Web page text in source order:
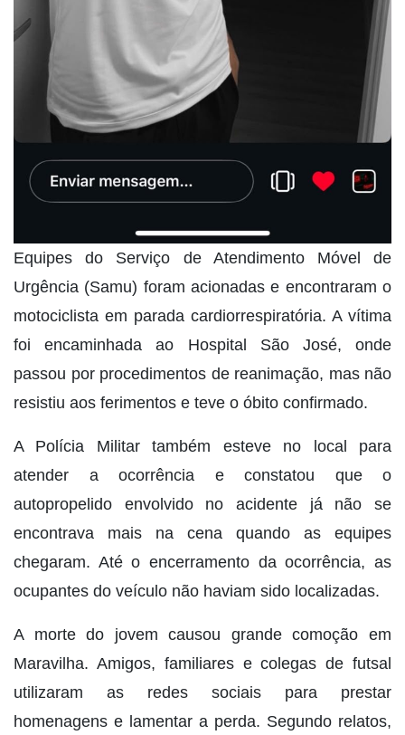
Equipes do Serviço de Atendimento Móvel de
Urgência (Samu) foram acionadas e encontraram o
motociclista em parada cardiorrespiratória. A vítima
foi encaminhada ao Hospital São José, onde
passou por procedimentos de reanimação, mas não
resistiu aos ferimentos e teve o óbito confirmado.
A Polícia Militar também esteve no local para
atender a ocorrência e constatou que o
autopropelido envolvido no acidente já não se
encontrava mais na cena quando as equipes
chegaram. Até o encerramento da ocorrência, as
ocupantes do veículo não haviam sido localizadas.
A morte do jovem causou grande comoção em
Maravilha. Amigos, familiares e colegas de futsal
utilizaram as redes sociais para prestar
homenagens e lamentar a perda. Segundo relatos,